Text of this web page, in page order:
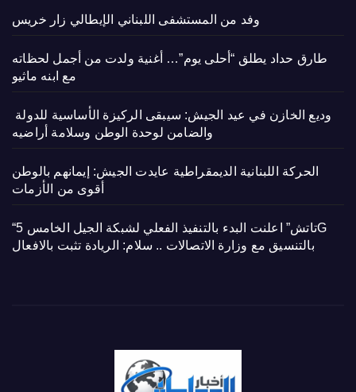
وفد من المستشفى اللبناني الإيطالي زار خريس
طارق حداد يطلق “أحلى يوم”… أغنية ولدت من أجمل لحظاته
مع ابنه ماثيو
والضامن لوحدة الوطن وسلامة أراضيه
الحركة اللبنانية الديمقراطية عايدت الجيش: إيمانهم بالوطن
أقوى من الأزمات
“تاتش” اعلنت البدء بالتنفيذ الفعلي لشبكة الجيل الخامس 5G
بالتنسيق مع وزارة الاتصالات .. سلام: الريادة تثبت بالافعال